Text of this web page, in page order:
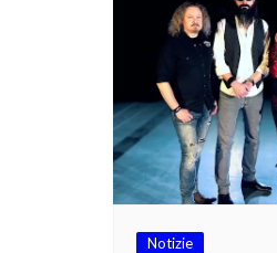
Notizie